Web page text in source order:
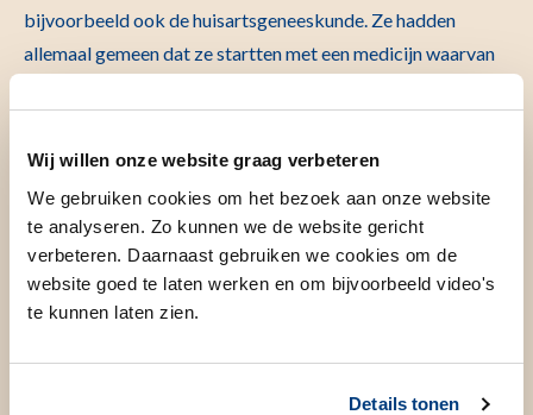
Wij willen onze website graag verbeteren
We gebruiken cookies om het bezoek aan onze website
te analyseren. Zo kunnen we de website gericht
verbeteren. Daarnaast gebruiken we cookies om de
website goed te laten werken en om bijvoorbeeld video's
te kunnen laten zien.
Details tonen
bijvoorbeeld ook de huisartsgeneeskunde. Ze hadden
allemaal gemeen dat ze startten met een medicijn waarvan
onderzoekers keken specifiek naar 12 genen. Samen
hebben de 50 verschillende varianten in deze genen invloed
op de werking van 39 medicijnen. Tot twaalf weken na de
start zocht een verpleegkundig specialist contact met de
patiënten om te vragen naar hun bijwerkingen. Denk hierbij